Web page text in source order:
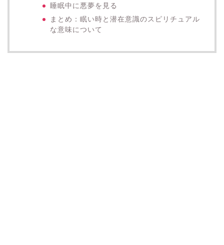
睡眠中に悪夢を見る
まとめ：眠い時と潜在意識のスピリチュアル
な意味について